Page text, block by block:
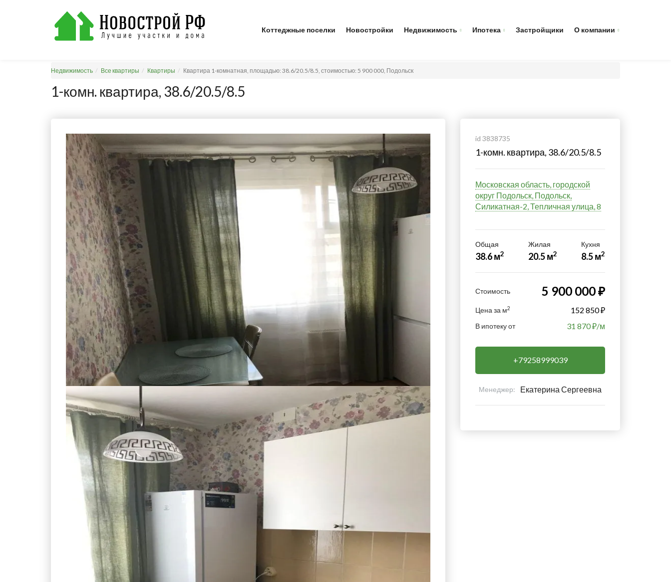
Коттеджные поселки Новостройки Недвижимость Ипотека Застройщики О компании
Недвижимость Все квартиры Квартиры Квартира 1-комнатная, площадью: 38.6/20.5/8.5, стоимостью: 5 900 000, Подольск
1-комн. квартира, 38.6/20.5/8.5
id 3838735
1-комн. квартира, 38.6/20.5/8.5
Московская область, городской
округ Подольск, Подольск,
Силикатная-2, Тепличная улица, 8
Общая
38.6 м2
Жилая
20.5 м2
Кухня
8.5 м2
Стоимость 5 900 000 ₽
Цена за м2 152 850 ₽
В ипотеку от 31 870₽/м
+79258999039
Менеджер: Екатерина Сергеевна